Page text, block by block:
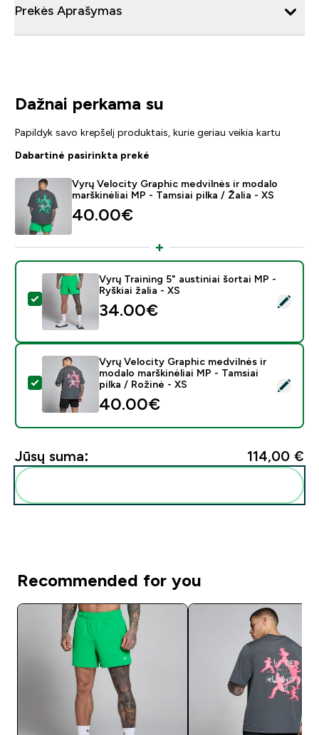
Prekės Aprašymas
Dažnai perkama su
Papildyk savo krepšelį produktais, kurie geriau veikia kartu
Dabartinė pasirinkta prekė
Vyrų Velocity Graphic medvilnės ir modalo
marškinėliai MP - Tamsiai pilka / Žalia - XS
40.00€‎
Pasirinkti šį produktą - Vyrų Training 5" austiniai šortai
Vyrų Training 5" austiniai šortai MP -
Ryškiai žalia - XS
34.00€‎
Pasirinkti šį produktą - Vyrų Velocity Graphic
Vyrų Velocity Graphic medvilnės ir
modalo marškinėliai MP - Tamsiai
pilka / Rožinė - XS
40.00€‎
Jūsų suma: 114,00 €‎
Recommended for you